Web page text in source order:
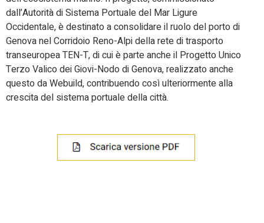
dall’Autorità di Sistema Portuale del Mar Ligure
Occidentale, è destinato a consolidare il ruolo del porto di
Genova nel Corridoio Reno-Alpi della rete di trasporto
transeuropea TEN-T, di cui è parte anche il Progetto Unico
Terzo Valico dei Giovi-Nodo di Genova, realizzato anche
questo da Webuild, contribuendo così ulteriormente alla
crescita del sistema portuale della città.